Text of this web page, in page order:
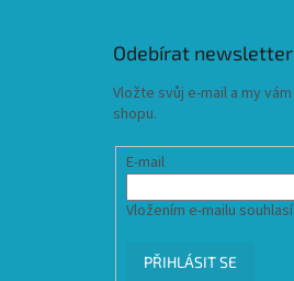
Odebírat newsletter
Vložte svůj e-mail a my
shopu.
E-mail
Vložením e-mailu
PŘIHLÁSIT SE